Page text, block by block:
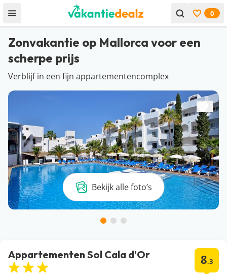
Open menu Bekijk
0
Zonvakantie op Mallorca voor een
scherpe prijs
Verblijf in een fijn appartementencomplex
Bekijk alle foto’s
Appartementen Sol Cala d’Or 8,3